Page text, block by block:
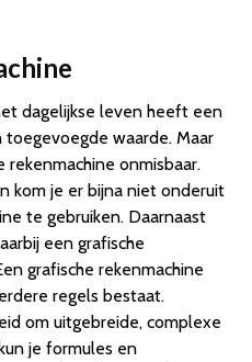
dagelijkse leven heeft een
toegevoegde waarde. Maar
rekenmachine onmisbaar.
kom je er bijna niet onderuit
te gebruiken. Daarnaast
een grafische
grafische rekenmachine
regels bestaat.
om uitgebreide, complexe
je formules en